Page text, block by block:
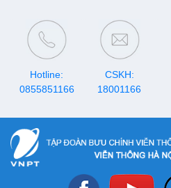
Hotline:
0855851166
CSKH:
18001166